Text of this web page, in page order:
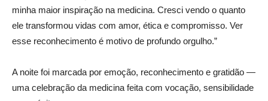
minha maior inspiração na medicina. Cresci vendo o quanto
ele transformou vidas com amor, ética e compromisso. Ver
esse reconhecimento é motivo de profundo orgulho.”
A noite foi marcada por emoção, reconhecimento e gratidão —
uma celebração da medicina feita com vocação, sensibilidade